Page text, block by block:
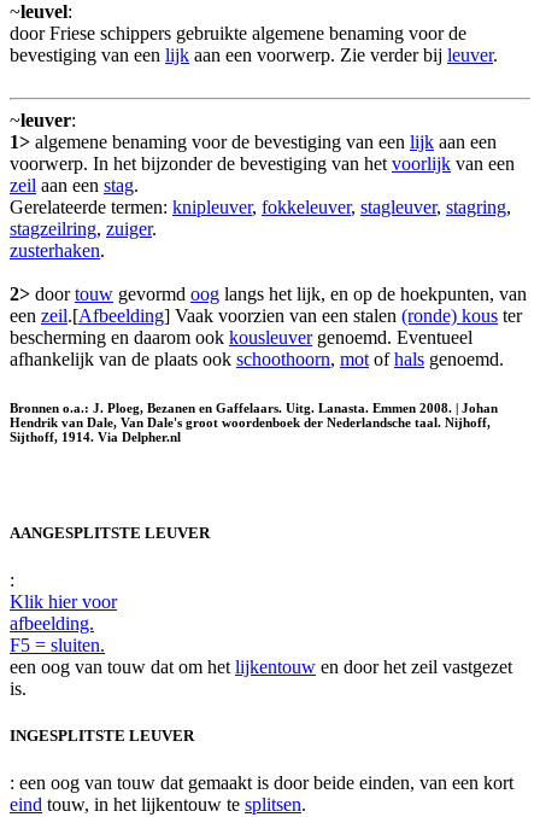
~leuvel:
door Friese schippers gebruikte algemene benaming voor de
bevestiging van een lijk aan een voorwerp. Zie verder bij leuver.
~leuver:
1> algemene benaming voor de bevestiging van een lijk aan een
voorwerp. In het bijzonder de bevestiging van hetvoorlijk van een
zeil aan een stag.
Gerelateerde termen: knipleuver, fokkeleuver, stagleuver, stagring,
stagzeilring, zuiger.
zusterhaken.
2> doortouw gevormd oog langs het lijk, en op de hoekpunten, van
een zeil.[Afbeelding] Vaak voorzien van een stalen (ronde) kous ter
bescherming en daarom ook kousleuvergenoemd. Eventueel
afhankelijk van de plaats ook schoothoorn, motofhals genoemd.
Bronnen o.a.: J. Ploeg, Bezanen en Gaffelaars. Uitg. Lanasta. Emmen 2008. | Johan
Hendrik van Dale, Van Dale's groot woordenboek der Nederlandsche taal. Nijhoff,
Sijthoff, 1914. Via Delpher.nl
AANGESPLITSTE LEUVER
:
Klik hier voor
afbeelding.
F5 = sluiten.
een oog van touw dat om het lijkentouw en door het zeil vastgezet
is.
INGESPLITSTE LEUVER
: een oog van touw dat gemaakt is door beide einden, van een kort
eind touw, in het lijkentouw te splitsen.